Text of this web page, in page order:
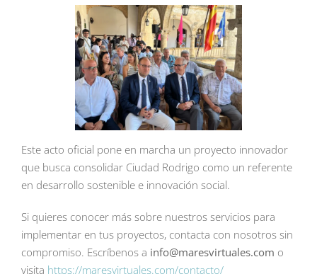
Este acto oficial pone en marcha un proyecto innovador
que busca consolidar Ciudad Rodrigo como un referente
en desarrollo sostenible e innovación social.
Si quieres conocer más sobre nuestros servicios para
implementar en tus proyectos, contacta con nosotros sin
compromiso. Escríbenos a info@maresvirtuales.com o
visita https://maresvirtuales.com/contacto/